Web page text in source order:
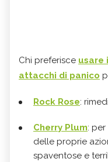
Chi preferisce usare
attacchi di panico
Rock Rose:
Cherry Plum:
delle proprie
spaventose e